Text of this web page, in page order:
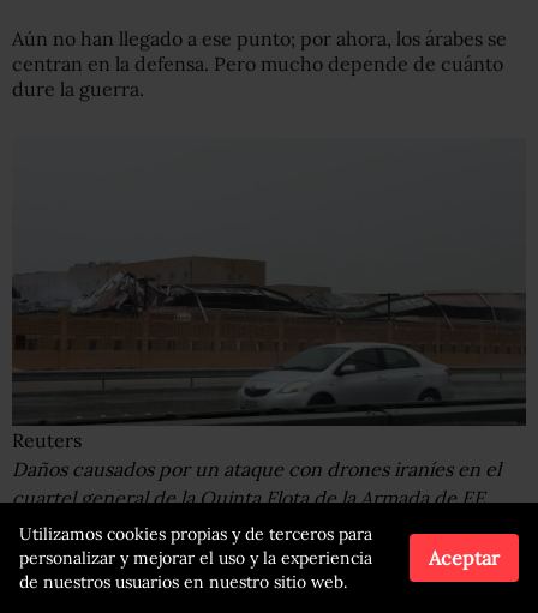
Aún no han llegado a ese punto; por ahora, los árabes se
centran en la defensa. Pero mucho depende de cuánto
dure la guerra.
Reuters
Daños causados por un ataque con drones iraníes en el
cuartel general de la Quinta Flota de la Armada de EE.
UU. en Juffair, Bahréin.
Utilizamos cookies propias y de terceros para
personalizar y mejorar el uso y la experiencia
de nuestros usuarios en nuestro sitio web.
Aceptar